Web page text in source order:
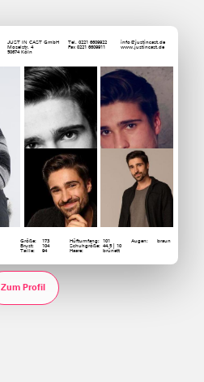
JUST IN CAST GmbH
Moselstr. 4
50674 Köln
Tel. 0221 6609922
Fax 0221 6609911
info@justincast.de
www.justincast.de
Größe: 173 Hüftumfang: 101 Augen: braun
Brust: 104 Schuhgröße: 44.5 | 10
Taille: 94 Haare: brünett
Zum Profil